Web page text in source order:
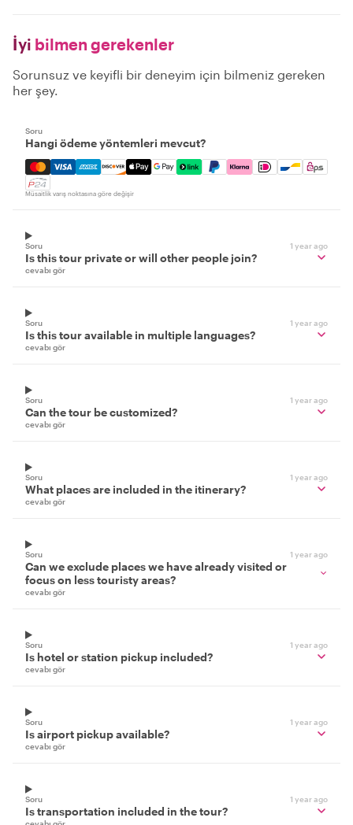
İyi bilmen gerekenler
Sorunsuz ve keyifli bir deneyim için bilmeniz gereken
her şey.
Soru
Hangi ödeme yöntemleri mevcut?
Mastercard, Visa, Amex, Discover, Apple Pay, Google
Müsaitlik varış noktasına göre değişir
Soru 1 year ago
Is this tour private or will other people join?
cevabı gör
Soru 1 year ago
Is this tour available in multiple languages?
cevabı gör
Soru 1 year ago
Can the tour be customized?
cevabı gör
Soru 1 year ago
What places are included in the itinerary?
cevabı gör
Soru 1 year ago
Can we exclude places we have already visited or
focus on less touristy areas?
cevabı gör
Soru 1 year ago
Is hotel or station pickup included?
cevabı gör
Soru 1 year ago
Is airport pickup available?
cevabı gör
Soru 1 year ago
Is transportation included in the tour?